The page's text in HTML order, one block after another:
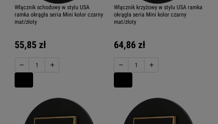
Włącznik schodowy w stylu USA
ramka okrągła seria Mini kolor czarny
mat/złoty
55,85 zł
− +
Włącznik krzyżowy w stylu USA ramka
okrągła seria Mini kolor czarny
mat/złoty
64,86 zł
− +